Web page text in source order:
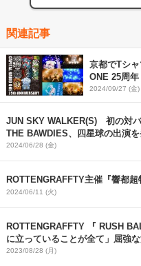
関連記事
京都でTシ
ONE 25周年
ート
2024/09/27 (金)
JUN SKY WALKER(S) 初の対バ
THE BAWDIES、四星球の出演
2024/06/28 (金)
ROTTENGRAFFTY主催『響都
2024/06/11 (火)
ROTTENGRAFFTY 『 RUSH
に立っていることが全て」屈強
ス
2023/08/28 (月)